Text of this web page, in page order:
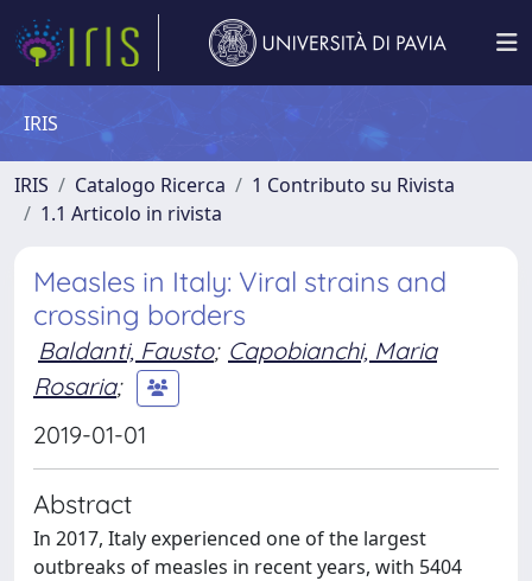
IRIS
IRIS Catalogo Ricerca
1 Contributo su Rivista
1.1 Articolo in rivista
Measles in Italy: Viral strains and
crossing borders
Baldanti, Fausto; Capobianchi, Maria
Rosaria;
2019-01-01
Abstract
In 2017, Italy experienced one of the largest
outbreaks of measles in recent years, with 5404